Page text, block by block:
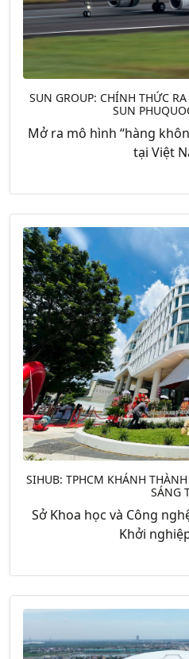
SUN GROUP: CHÍNH THỨC
SUN
Mở ra mô hình “hàng
tại Việt
SIHUB: TPHCM KHÁNH
SÁNG
Sở Khoa học và Công
Khởi